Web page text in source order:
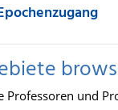
Professoren und